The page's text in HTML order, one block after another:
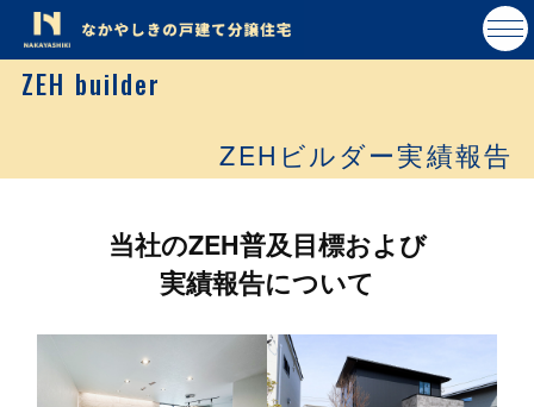
ZEH builder
ZEHビルダー実績報告
当社のZEH普及目標および
実績報告について